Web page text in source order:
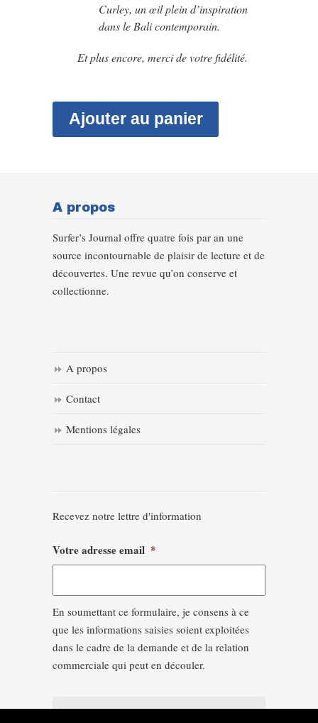
Curley, un œil plein d’inspiration
dans le Bali contemporain.
Et plus encore, merci de votre fidélité.
Ajouter au panier
A propos
Surfer’s Journal offre quatre fois par an une
source incontournable de plaisir de lecture et de
découvertes. Une revue qu’on conserve et
collectionne.
A propos
Contact
Mentions légales
Recevez notre lettre d'information
Votre adresse email *
En soumettant ce formulaire, je consens à ce
que les informations saisies soient exploitées
dans le cadre de la demande et de la relation
commerciale qui peut en découler.